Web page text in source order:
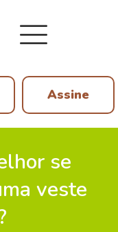
Assine
se
veste